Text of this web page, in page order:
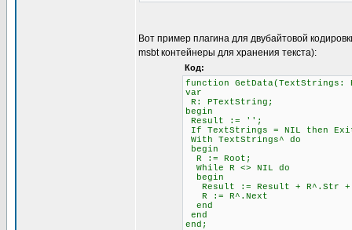
Вот пример плагина для двубайтовой
msbt контейнеры для хранения текста):
Код:
function
var
R: PTextString;
begin
Result := '';
If TextStrings = NIL then
With TextStrings^ do
begin
R := Root;
While R <> NIL do
begin
Result := Result + R^.Str +
R := R^.Next
end
end
end;